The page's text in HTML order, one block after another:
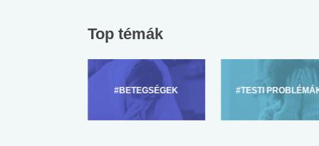
Top témák
#BETEGSÉGEK #TESTI